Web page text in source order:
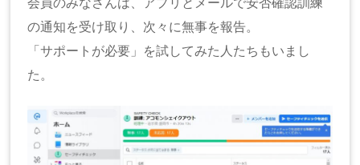
の通知を受け取り、次々に無事を報告。
「サポートが必要」を試してみた人たちもいまし
た。